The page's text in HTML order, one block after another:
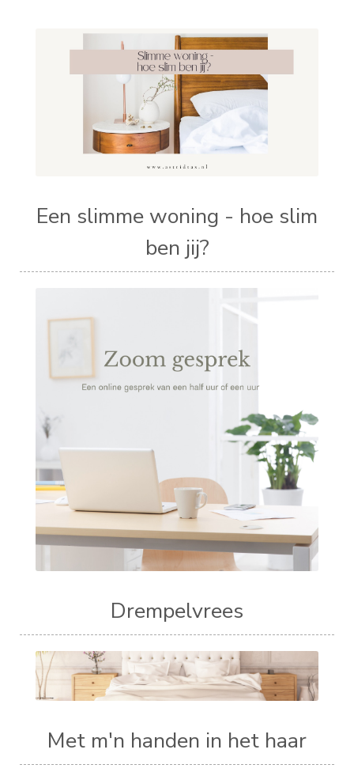
Een slimme woning - hoe slim
ben jij?
Drempelvrees
Met m'n handen in het haar